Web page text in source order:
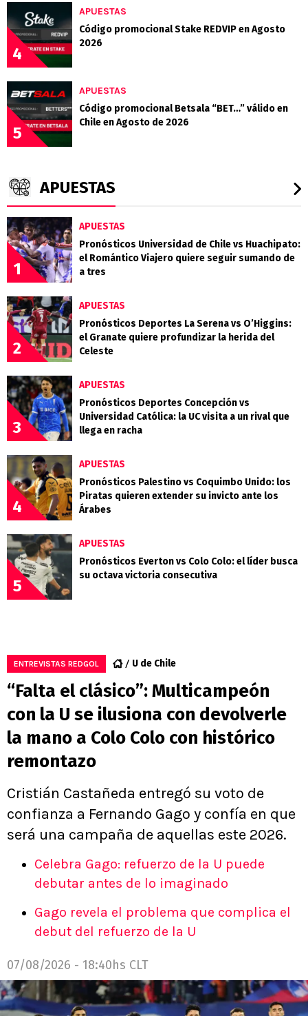
4
APUESTAS
Código promocional Stake REDVIP en Agosto
2026
5
APUESTAS
Código promocional Betsala “BET…” válido en
Chile en Agosto de 2026
APUESTAS
1
APUESTAS
Pronósticos Universidad de Chile vs Huachipato:
el Romántico Viajero quiere seguir sumando de
a tres
2
APUESTAS
Pronósticos Deportes La Serena vs O’Higgins:
el Granate quiere profundizar la herida del
Celeste
3
APUESTAS
Pronósticos Deportes Concepción vs
Universidad Católica: la UC visita a un rival que
llega en racha
4
APUESTAS
Pronósticos Palestino vs Coquimbo Unido: los
Piratas quieren extender su invicto ante los
Árabes
5
APUESTAS
Pronósticos Everton vs Colo Colo: el líder busca
su octava victoria consecutiva
ENTREVISTAS REDGOL U de Chile
“Falta el clásico”: Multicampeón
con la U se ilusiona con devolverle
la mano a Colo Colo con histórico
remontazo
Cristián Castañeda entregó su voto de
confianza a Fernando Gago y confía en que
será una campaña de aquellas este 2026.
Celebra Gago: refuerzo de la U puede
debutar antes de lo imaginado
Gago revela el problema que complica el
debut del refuerzo de la U
07/08/2026 - 18:40hs CLT